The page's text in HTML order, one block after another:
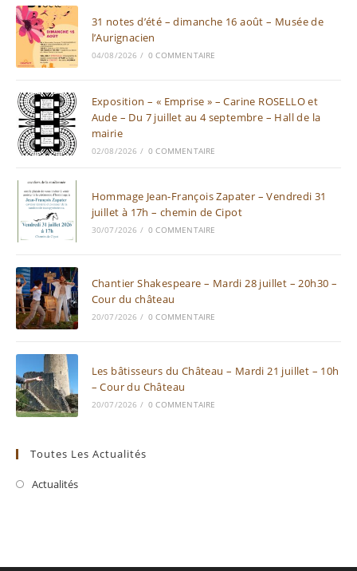
31 notes d’été – dimanche 16 août – Musée de
l’Aurignacien
04/08/2026 / 0 COMMENTAIRE
Exposition – « Emprise » – Carine ROSELLO et
Aude – Du 7 juillet au 4 septembre – Hall de la
mairie
02/08/2026 / 0 COMMENTAIRE
Hommage Jean-François Zapater – Vendredi 31
juillet à 17h – chemin de Cipot
30/07/2026 / 0 COMMENTAIRE
Chantier Shakespeare – Mardi 28 juillet – 20h30 –
Cour du château
20/07/2026 / 0 COMMENTAIRE
Les bâtisseurs du Château – Mardi 21 juillet – 10h
– Cour du Château
20/07/2026 / 0 COMMENTAIRE
Toutes Les Actualités
Actualités